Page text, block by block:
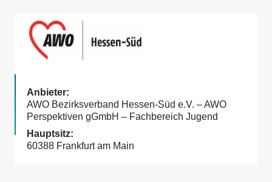
AWO Bezirksverband Hessen-Süd e.V. – AWO
Perspektiven gGmbH – Fachbereich Jugend
60388 Frankfurt am Main